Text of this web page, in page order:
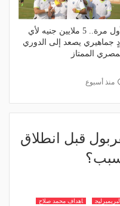
لأول مرة.. 5 ملايين جنيه لأي
جماهيري يصعد إلى الدوري
الممتاز
منذ أسبوع
قبل انطلاق
اهداف محمد صلاح